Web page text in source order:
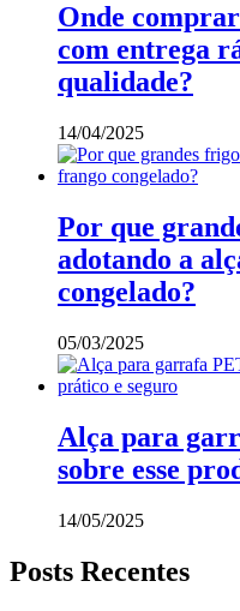
Onde
com entrega
qualidade?
14/04/2025
Por que
adotando a
congelado?
05/03/2025
Alça para
sobre esse
14/05/2025
Posts Recentes